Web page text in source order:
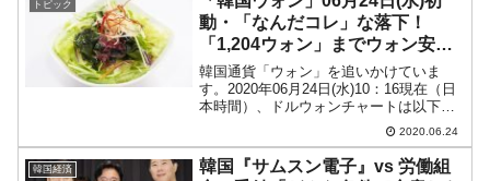
KOSPI...
トピック
動・「なんだコレ」な落下！
「1,204ウォン」までウォン安後
退
韓国通貨「ウォン」を追いかけていま
す。2020年06月24日(水)10：16現在（日
本時間）、ドルウォンチャートは以下の
ようになっています（チャートは
『Investing.com』より引用：以下同）。
大きくウォン高方向へ進行しています。
本日...
2020.06.24
韓国経済
韓国『サムスン電子』vs 労働組